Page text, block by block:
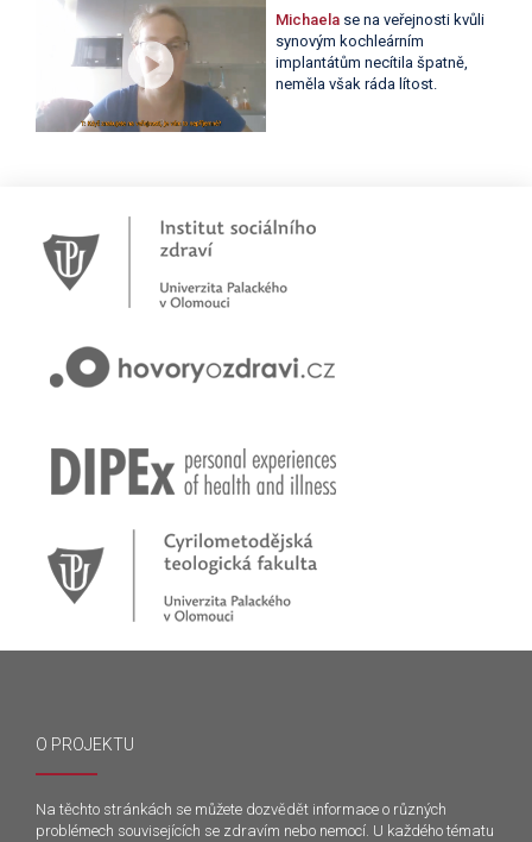
Michaelase na veřejnosti kvůli
synovým kochleárním
implantátům necítila špatně,
neměla však ráda lítost.
O PROJEKTU
Na těchto stránkách se můžete dozvědět informace o různých
problémech souvisejících se zdravím nebo nemocí. U každého tématu